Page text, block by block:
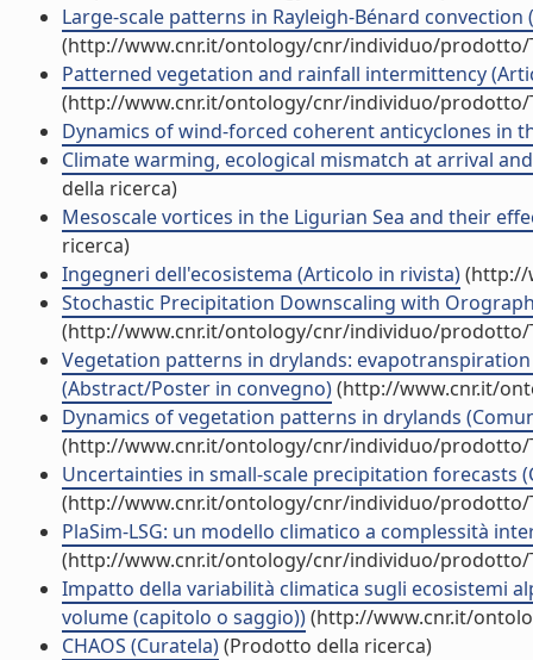
Large-scale patterns in Rayleigh-Bénard
(http://www.cnr.it/ontology/cnr/individuo/prodotto/
Patterned vegetation and rainfall intermittency
(http://www.cnr.it/ontology/cnr/individuo/prodotto/
Dynamics of wind-forced coherent anticyclones in
Climate warming, ecological mismatch at arrival
della ricerca)
Mesoscale vortices in the Ligurian Sea and their
ricerca)
Ingegneri dell'ecosistema (Articolo in rivista)(http://
Stochastic Precipitation Downscaling with
(http://www.cnr.it/ontology/cnr/individuo/prodotto/
Vegetation patterns in drylands:
(Abstract/Poster in convegno)(http://www.cnr.it/
Dynamics of vegetation patterns in drylands
(http://www.cnr.it/ontology/cnr/individuo/prodotto/
Uncertainties in small-scale precipitation forecasts
(http://www.cnr.it/ontology/cnr/individuo/prodotto/
PlaSim-LSG: un modello climatico a complessità
(http://www.cnr.it/ontology/cnr/individuo/prodotto/
Impatto della variabilità climatica sugli ecosistemi
volume (capitolo o saggio))(http://www.cnr.it/
CHAOS (Curatela)(Prodotto della ricerca)